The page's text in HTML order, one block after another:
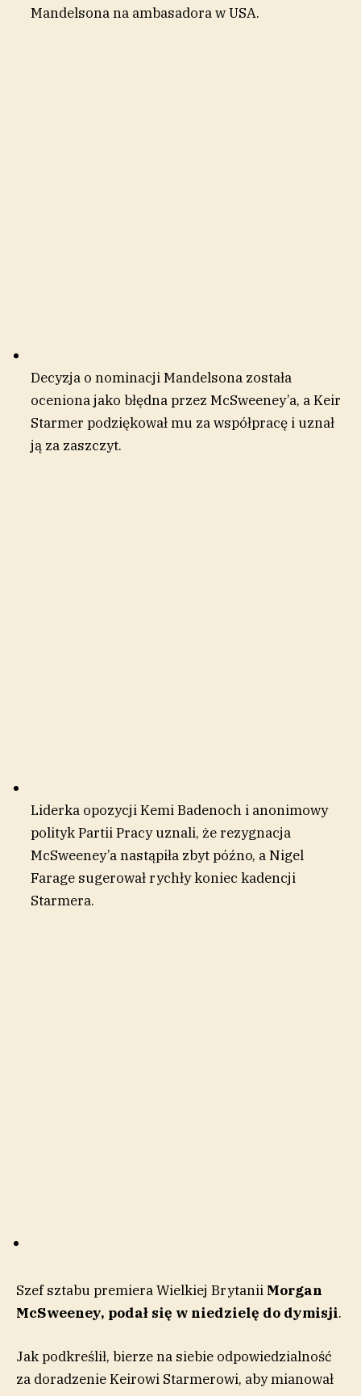
Mandelsona na ambasadora w USA.
Decyzja o nominacji Mandelsona została
oceniona jako błędna przez McSweeney’a, a Keir
Starmer podziękował mu za współpracę i uznał
ją za zaszczyt.
Liderka opozycji Kemi Badenoch i anonimowy
polityk Partii Pracy uznali, że rezygnacja
McSweeney’a nastąpiła zbyt późno, a Nigel
Farage sugerował rychły koniec kadencji
Starmera.
Szef sztabu premiera Wielkiej Brytanii Morgan
McSweeney, podał się w niedzielę do dymisji.
Jak podkreślił, bierze na siebie odpowiedzialność
za doradzenie Keirowi Starmerowi, aby mianował